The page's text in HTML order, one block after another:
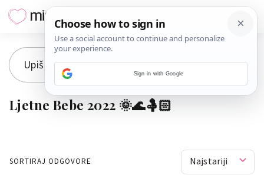
Ljetne Bebe 2022 🌞🌊🤱🏻
SORTIRAJ ODGOVORE Najstariji
Sign in with Google